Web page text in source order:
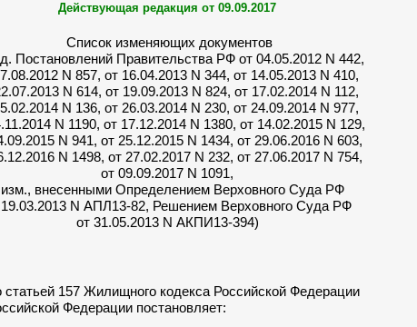
Действующая редакцияот 09.09.2017
Список изменяющих документов
Постановлений Правительства РФ от 04.05.2012 N 442,
N 857, от 16.04.2013 N 344, от 14.05.2013 N 410,
N 614, от 19.09.2013 N 824, от 17.02.2014 N 112,
N 136, от 26.03.2014 N 230, от 24.09.2014 N 977,
N 1190, от 17.12.2014 N 1380, от 14.02.2015 N 129,
N 941, от 25.12.2015 N 1434, от 29.06.2016 N 603,
N 1498, от 27.02.2017 N 232, от 27.06.2017 N 754,
от 09.09.2017 N 1091,
внесенными Определением Верховного Суда РФ
19.03.2013 N АПЛ13-82, Решением Верховного Суда РФ
от 31.05.2013 N АКПИ13-394)
статьей 157 Жилищного кодекса Российской Федерации
Федерации постановляет: